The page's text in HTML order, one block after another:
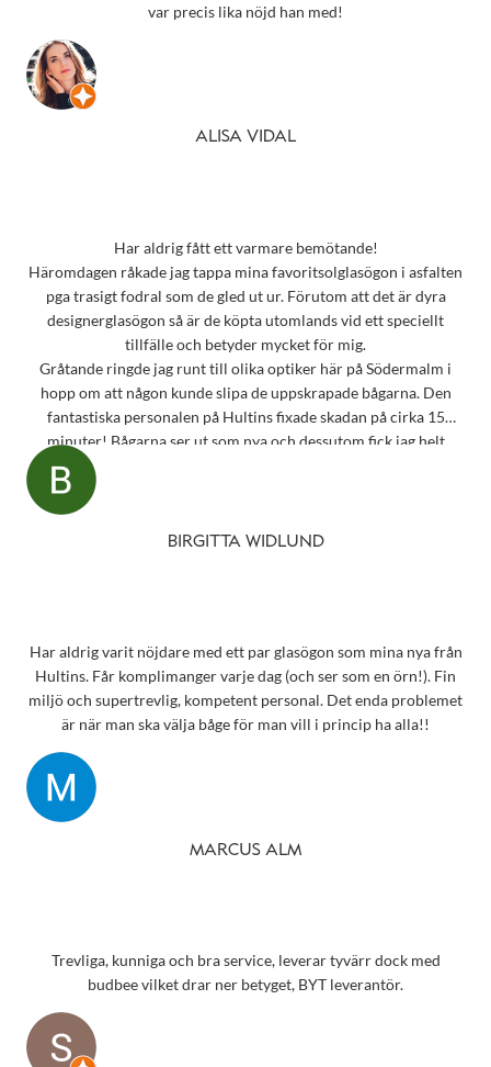
var precis lika nöjd han med!
ALISA VIDAL
Har aldrig fått ett varmare bemötande!
Häromdagen råkade jag tappa mina favoritsolglasögon i asfalten
pga trasigt fodral som de gled ut ur. Förutom att det är dyra
designerglasögon så är de köpta utomlands vid ett speciellt
tillfälle och betyder mycket för mig.
Gråtande ringde jag runt till olika optiker här på Södermalm i
hopp om att någon kunde slipa de uppskrapade bågarna. Den
fantastiska personalen på Hultins fixade skadan på cirka 15
minuter! Bågarna ser ut som nya och dessutom fick jag helt
oväntat en underbar gåva – ett sprillans nytt fodral från samma
märke som mina solglasögon! Vilken fantastisk service! Kommer
Snart behöver jag boka tid för en synundersökning och jag vet
BIRGITTA WIDLUND
Har aldrig varit nöjdare med ett par glasögon som mina nya från
Hultins. Får komplimanger varje dag (och ser som en örn!). Fin
miljö och supertrevlig, kompetent personal. Det enda problemet
är när man ska välja båge för man vill i princip ha alla!!
MARCUS ALM
Trevliga, kunniga och bra service, leverar tyvärr dock med
budbee vilket drar ner betyget, BYT leverantör.